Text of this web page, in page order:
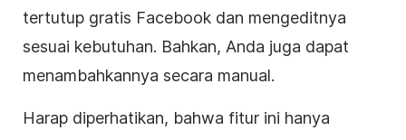
tertutup gratis Facebook dan mengeditnya
sesuai kebutuhan. Bahkan, Anda juga dapat
menambahkannya secara manual.
Harap diperhatikan, bahwa fitur ini hanya